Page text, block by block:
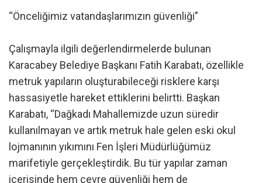
“Önceliğimiz vatandaşlarımızın güvenliği”
Çalışmayla ilgili değerlendirmelerde bulunan
Karacabey Belediye Başkanı Fatih Karabatı, özellikle
metruk yapıların oluşturabileceği risklere karşı
hassasiyetle hareket ettiklerini belirtti. Başkan
Karabatı, “Dağkadı Mahallemizde uzun süredir
kullanılmayan ve artık metruk hale gelen eski okul
lojmanının yıkımını Fen İşleri Müdürlüğümüz
marifetiyle gerçekleştirdik. Bu tür yapılar zaman
içerisinde hem çevre güvenliği hem de